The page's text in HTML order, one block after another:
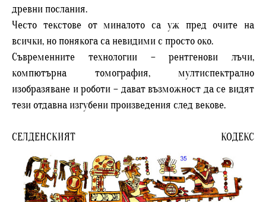
древни послания.
Често текстове от миналото са уж пред очите на
всички, но понякога са невидими с просто око.
Съвременните технологии – рентгенови лъчи,
компютърна томография, мултиспектрално
изобразяване и роботи – дават възможност да се видят
тези отдавна изгубени произведения след векове.
СЕЛДЕНСКИЯТ КОДЕКС